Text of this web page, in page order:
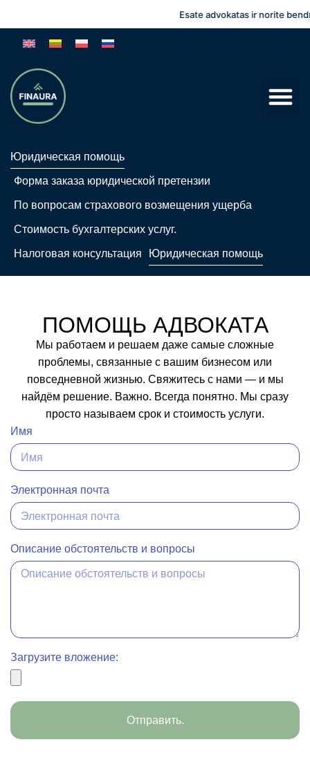
Esate advokatas ir norite
Юридическая помощь
Форма заказа юридической претензии
По вопросам страхового возмещения ущерба
Стоимость бухгалтерских услуг.
Налоговая консультация Юридическая помощь
ПОМОЩЬ АДВОКАТА
Мы работаем и решаем даже самые сложные
проблемы, связанные с вашим бизнесом или
повседневной жизнью. Свяжитесь с нами — и мы
найдём решение. Важно. Всегда понятно. Мы сразу
просто называем срок и стоимость услуги.
Имя
Электронная почта
Описание обстоятельств и вопросы
Загрузите вложение:
Отправить.